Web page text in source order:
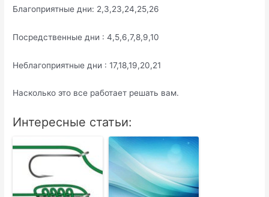
Благоприятные дни: 2,3,23,24,25,26
Посредственные дни : 4,5,6,7,8,9,10
Неблагоприятные дни : 17,18,19,20,21
Насколько это все работает решать вам.
Интересные статьи: